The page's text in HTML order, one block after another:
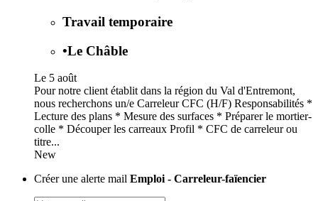
Travail temporaire
•Le Châble
Le 5 août
Pour notre client établit dans la région du Val d'Entremont,
nous recherchons un/e Carreleur CFC (H/F) Responsabilités *
Lecture des plans * Mesure des surfaces * Préparer le mortier-
colle * Découper les carreaux Profil * CFC de carreleur ou
titre...
New
Créer une alerte mail Emploi - Carreleur-faïencier